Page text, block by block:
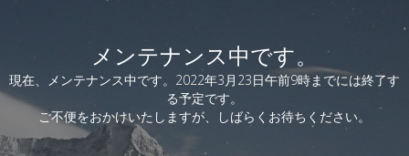
メンテナンス中です。
現在、メンテナンス中です。2022年3月23日午前9時までには終了す
る予定です。
ご不便をおかけいたしますが、しばらくお待ちください。